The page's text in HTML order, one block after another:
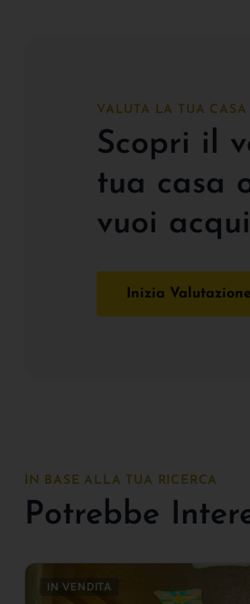
VALUTA LA TUA CASA
Scopri il
tua casa
vuoi
Inizia Valutazione
IN BASE ALLA TUA RICERCA
Potrebbe
IN VENDITA